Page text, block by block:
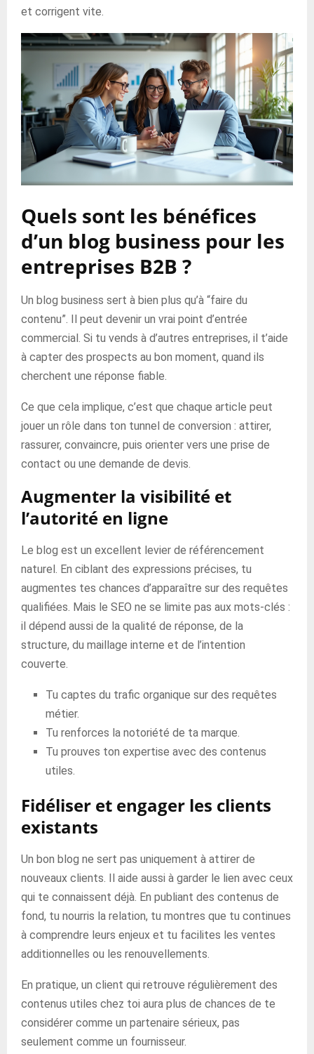
et corrigent vite.
Quels sont les bénéfices
d’un blog business pour les
entreprises B2B ?
Un blog business sert à bien plus qu’à “faire du
contenu”. Il peut devenir un vrai point d’entrée
commercial. Si tu vends à d’autres entreprises, il t’aide
à capter des prospects au bon moment, quand ils
cherchent une réponse fiable.
Ce que cela implique, c’est que chaque article peut
jouer un rôle dans ton tunnel de conversion : attirer,
rassurer, convaincre, puis orienter vers une prise de
contact ou une demande de devis.
Augmenter la visibilité et
l’autorité en ligne
Le blog est un excellent levier de référencement
naturel. En ciblant des expressions précises, tu
augmentes tes chances d’apparaître sur des requêtes
qualifiées. Mais le SEO ne se limite pas aux mots-clés :
il dépend aussi de la qualité de réponse, de la
structure, du maillage interne et de l’intention
couverte.
Tu captes du trafic organique sur des requêtes
métier.
Tu renforces la notoriété de ta marque.
Tu prouves ton expertise avec des contenus
utiles.
Fidéliser et engager les clients
existants
Un bon blog ne sert pas uniquement à attirer de
nouveaux clients. Il aide aussi à garder le lien avec ceux
qui te connaissent déjà. En publiant des contenus de
fond, tu nourris la relation, tu montres que tu continues
à comprendre leurs enjeux et tu facilites les ventes
additionnelles ou les renouvellements.
En pratique, un client qui retrouve régulièrement des
contenus utiles chez toi aura plus de chances de te
considérer comme un partenaire sérieux, pas
seulement comme un fournisseur.